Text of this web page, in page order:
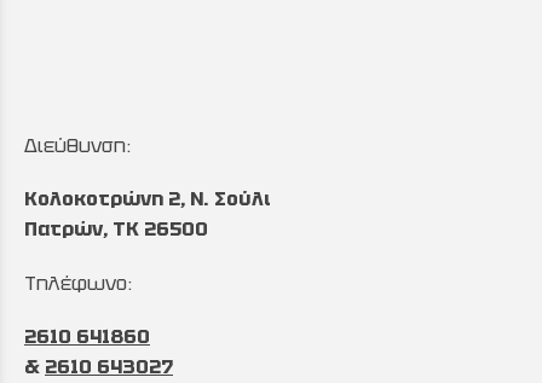
Διεύθυνση:
Κολοκοτρώνη 2, Ν. Σούλι
Πατρών, TK 26500
Τηλέφωνο:
2610 641860
& 2610 643027